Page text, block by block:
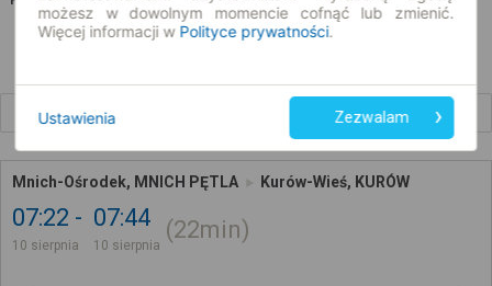
Mnich-Ośrodek, MNICH PĘTLA Kurów-Wieś, KURÓW
07:22
10 sierpnia
07:44
10 sierpnia
22min
możesz w dowolnym momencie cofnąć lub zmienić.
Więcej informacji w Polityce prywatności.
Ustawienia Zezwalam